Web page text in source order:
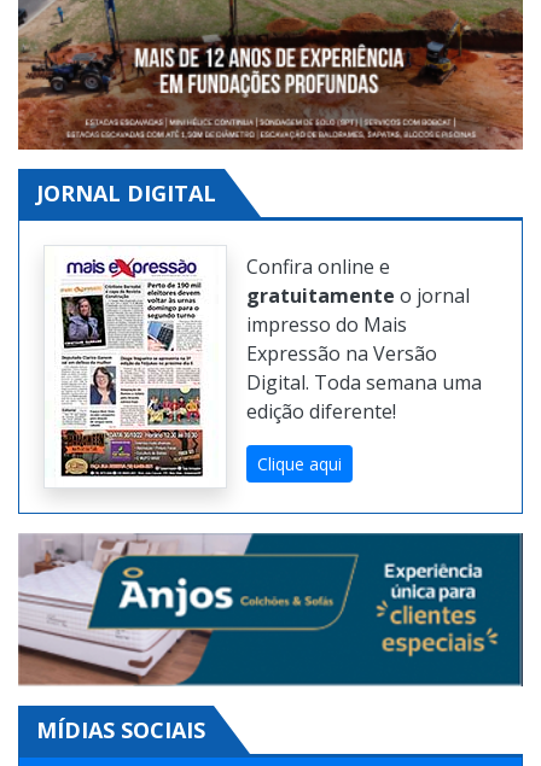
JORNAL DIGITAL
Confira online e
gratuitamente o jornal
impresso do Mais
Expressão na Versão
Digital. Toda semana uma
edição diferente!
Clique aqui
MÍDIAS SOCIAIS